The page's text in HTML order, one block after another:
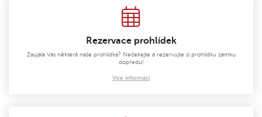
Rezervace prohlídek
Zaujala Vás některá naše prohlídka? Nečekejte a rezervujte si prohlídku zámku
dopředu!
Více informací